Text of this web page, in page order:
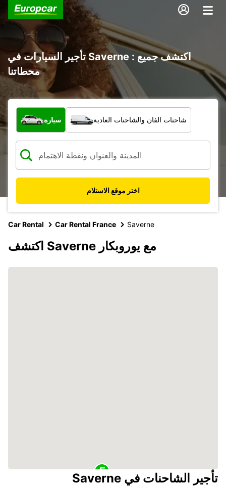
تأجير السيارات في Saverne : اكتشف جميع
محطاتنا
ما نوع المركبة؟
سيارة شاحنات الفان والشاحنات العادية
اختر موقع الاستلام
Car Rental Car Rental France Saverne
اكتشف Saverne مع يوروبكار
تأجير الشاحنات في Saverne